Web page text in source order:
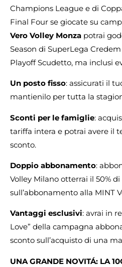
Champions League e di
Final Four se giocate su
Vero Volley Monza potrai
Season di SuperLega
Playoff Scudetto, ma inclusi
Un posto fisso: assicurati il
mantienilo per tutta la
Sconti per le famiglie:
tariffa intera e potrai avere il
sconto.
Doppio abbonamento:
Volley Milano otterrai il 50%
sull’abbonamento alla MINT
Vantaggi esclusivi: avrai in
Love” della campagna
sconto sull’acquisto di una
UNA GRANDE NOVITÁ: LA